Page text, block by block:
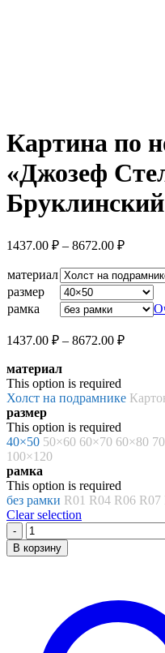
Картина по
«Джозеф
1437.00 ₽ – 8672.00 ₽
–
материал
размер
рамка
1437.00 ₽ – 8672.00 ₽
8672.00
материал
This option is required
Холст на подрамнике
размер
This option is required
40×50 50×60 60×70 60×80
100×120
рамка
This option is required
без рамки R01 R04 R06 R07
Clear selection
Количество
товара
Картина
Стелла.
Бруклинский
мост»
В корзину